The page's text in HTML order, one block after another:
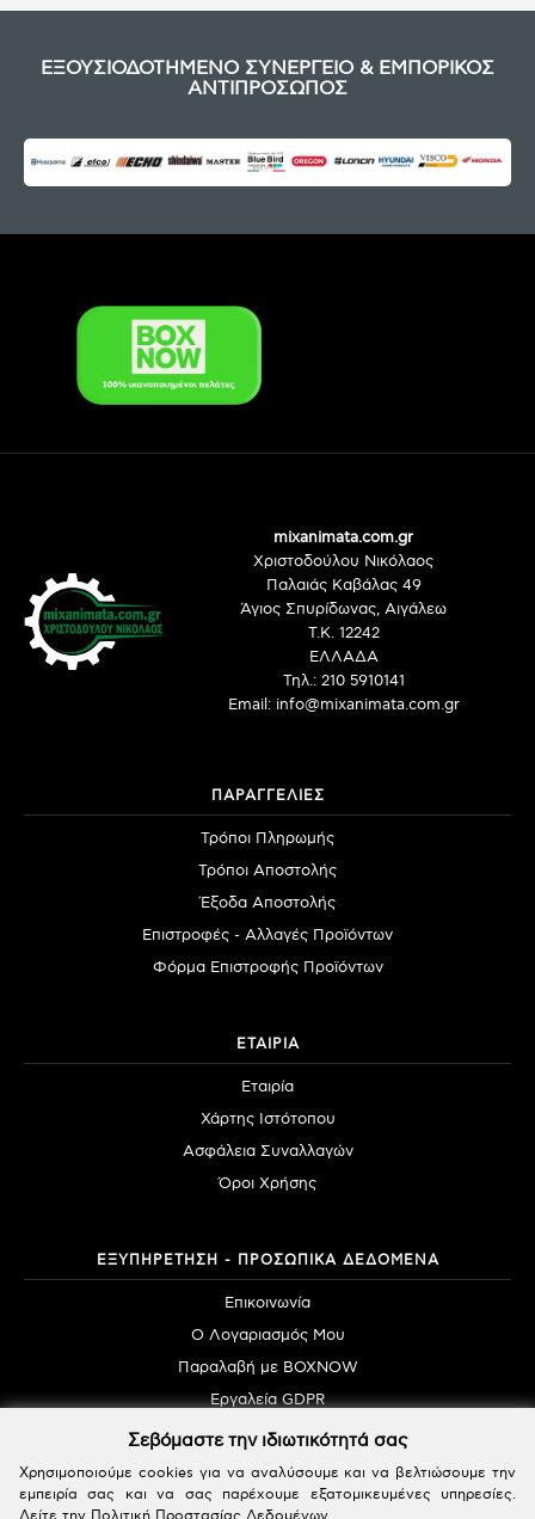
ΕΞΟΥΣΙΟΔΟΤΗΜΕΝΟ ΣΥΝΕΡΓΕΙΟ & ΕΜΠΟΡΙΚΟΣ
ΑΝΤΙΠΡΟΣΩΠΟΣ
mixanimata.com.gr
Χριστοδούλου Νικόλαος
Παλαιάς Καβάλας 49
Άγιος Σπυρίδωνας, Αιγάλεω
Τ.Κ. 12242
ΕΛΛΑΔΑ
Τηλ.: 210 5910141
Email: info@mixanimata.com.gr
ΠΑΡΑΓΓΕΛΙΕΣ
Τρόποι Πληρωμής
Τρόποι Αποστολής
Έξοδα Αποστολής
Επιστροφές - Αλλαγές Προϊόντων
Φόρμα Επιστροφής Προϊόντων
ΕΤΑΙΡΙΑ
Εταιρία
Χάρτης Ιστότοπου
Ασφάλεια Συναλλαγών
Όροι Χρήσης
ΕΞΥΠΗΡΕΤΗΣΗ - ΠΡΟΣΩΠΙΚΑ ΔΕΔΟΜΕΝΑ
Επικοινωνία
Ο Λογαριασμός Μου
Παραλαβή με BOXNOW
Εργαλεία GDPR
Σεβόμαστε την ιδιωτικότητά σας
Χρησιμοποιούμε cookies για να αναλύσουμε και να βελτιώσουμε την
εμπειρία σας και να σας παρέχουμε εξατομικευμένες υπηρεσίες.